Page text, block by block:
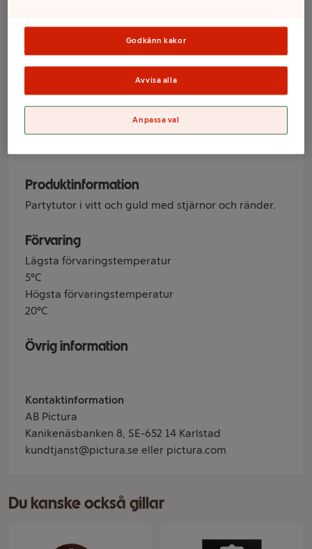
Ormblåsor
Vit/Guld 4-p
Produktinformation
Partytutor i vitt och guld med stjärnor och ränder.
Förvaring
Lägsta förvaringstemperatur
5°C
Högsta förvaringstemperatur
20°C
Övrig information
Kontaktinformation
AB Pictura
Kanikenäsbanken 8, SE-652 14 Karlstad
kundtjanst@pictura.se eller pictura.com
Sortimentet kan variera mellan butikerna
Du kanske också gillar
Godkänn kakor
Avvisa alla
Anpassa val